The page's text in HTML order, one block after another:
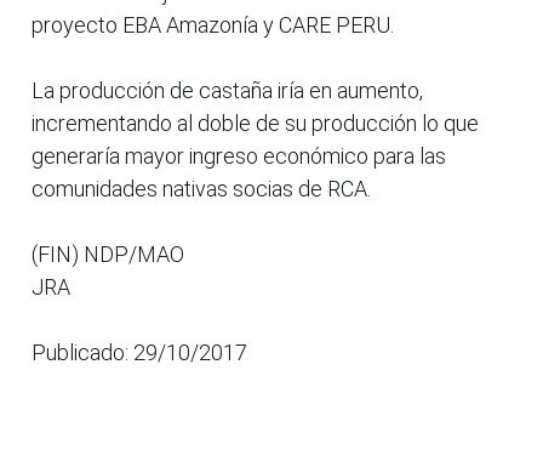
proyecto EBA Amazonía y CARE PERU.
La producción de castaña iría en aumento,
incrementando al doble de su producción lo que
generaría mayor ingreso económico para las
comunidades nativas socias de RCA.
(FIN) NDP/MAO
JRA
Publicado: 29/10/2017